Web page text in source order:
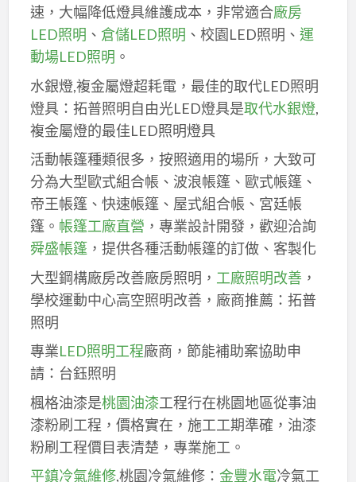
速，大幅降低燈具維護成本，非常適合廠房
LED照明 、 倉儲LED照明 、校園LED照明、 運
動場LED照明 。
水銀燈,複金屬燈超耗電，最佳的取代LED照明
燈具：拓普照明自由光LED燈具是取代水銀燈,
複金屬燈的最佳LED照明燈具
活動帳篷種類很多，按照適用的場所，大致可
分為大型歐式組合帳、波浪帳篷、歐式帳篷、
帝王帳篷、快速帳篷、屋式組合帳、宮廷帳
篷。 帳篷工廠直營 ，專業設計開發，歡迎洽詢
舜盛帳篷，提供各種活動帳篷的訂做、客製化
大型鋼構廠房改善廠房照明， 工廠照明改善，
學校運動中心高空照明改善，廠商推薦：拓普
照明
專業LED照明工程廠商，節能補助案協助申
請：台鈺照明
楓格油漆是桃園油漆工程行在桃園地區從事油
漆粉刷工程，價格實在，施工工期準確，油漆
粉刷工程價目表清楚，專業施工。
平鎮冷氣維修,桃園冷氣維修： 金豐水電冷氣工